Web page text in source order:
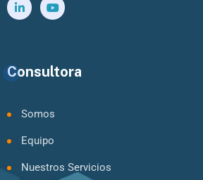
Consultora
Somos
Equipo
Nuestros Servicios